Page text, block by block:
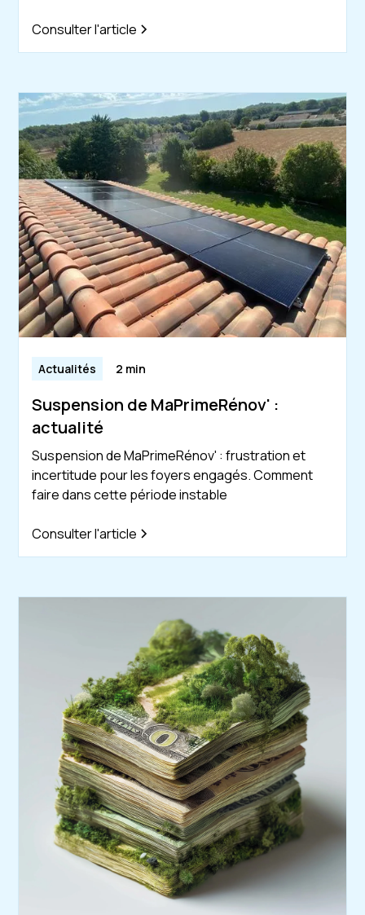
Consulter l'article
Actualités 2 min
Suspension de MaPrimeRénov' :
actualité
Suspension de MaPrimeRénov' : frustration et
incertitude pour les foyers engagés. Comment
faire dans cette période instable
Consulter l'article